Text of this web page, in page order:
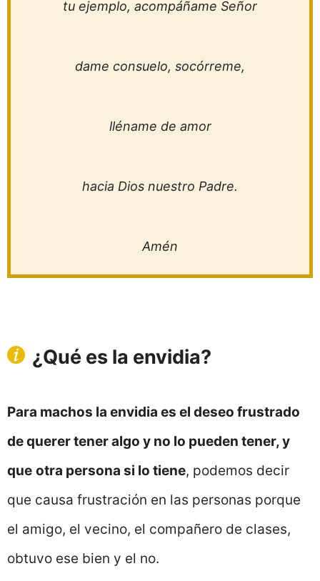
tu ejemplo, acompáñame Señor
dame consuelo, socórreme,
lléname de amor
hacia Dios nuestro Padre.
Amén
¿Qué es la envidia?
Para machos la envidia es el deseo frustrado
de querer tener algo y no lo pueden tener, y
que otra persona si lo tiene, podemos decir
que causa frustración en las personas porque
el amigo, el vecino, el compañero de clases,
obtuvo ese bien y el no.